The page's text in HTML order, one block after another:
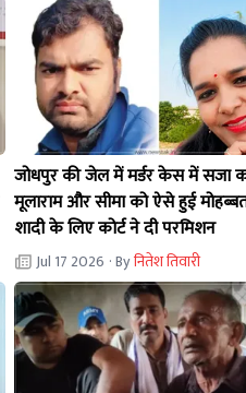
जोधपुर की जेल में मर्डर केस में सजा
मूलाराम और सीमा को ऐसे हुई
शादी के लिए कोर्ट ने दी परमिशन
Jul 17 2026 · Byनितेश तिवारी